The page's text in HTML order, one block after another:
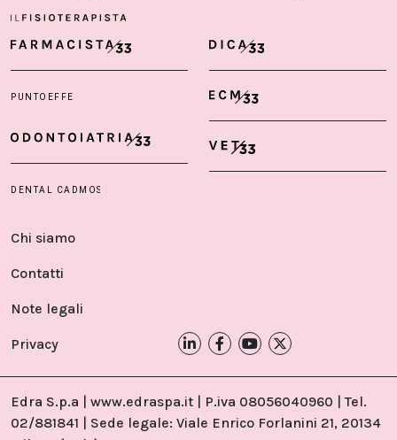
Chi siamo
Contatti
Note legali
Privacy
Edra S.p.a | www.edraspa.it | P.iva 08056040960 | Tel.
02/881841 | Sede legale: Viale Enrico Forlanini 21, 20134